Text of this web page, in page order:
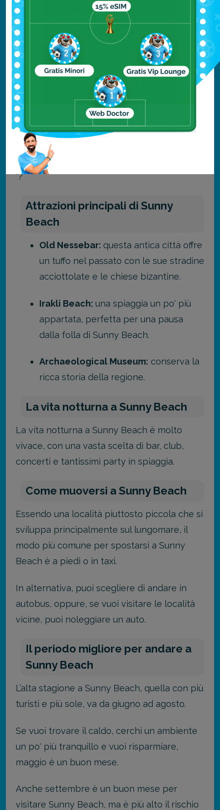
per i giovani in cerca di sole, mare e
divertimento.
Anche se poco conosciuta in Italia, è molto
frequentata dai giovani del Nord Europa, che
qui si recano per divertirsi praticamente
come a Ibiza, ma spendendo molto meno.
Leggi anche "
Sunny Beach in Bulgaria è veramente una
Ibiza low cost
”?
Attrazioni principali di Sunny
Beach
Old Nessebar: questa antica città offre
un tuffo nel passato con le sue stradine
acciottolate e le chiese bizantine.
Irakli Beach: una spiaggia un po' più
appartata, perfetta per una pausa
dalla folla di Sunny Beach.
Archaeological Museum: conserva la
ricca storia della regione.
La vita notturna a Sunny Beach
La vita notturna a Sunny Beach è molto
vivace, con una vasta scelta di bar, club,
concerti e tantissimi party in spiaggia.
Come muoversi a Sunny Beach
Essendo una località piuttosto piccola che si
sviluppa principalmente sul lungomare, il
modo più comune per spostarsi a Sunny
Beach è a piedi o in taxi.
In alternativa, puoi scegliere di andare in
autobus, oppure, se vuoi visitare le località
vicine, puoi noleggiare un auto.
Il periodo migliore per andare a
Sunny Beach
L’alta stagione a Sunny Beach, quella con più
turisti e più sole, va da giugno ad agosto.
Se vuoi trovare il caldo, cerchi un ambiente
un po' più tranquillo e vuoi risparmiare,
maggio è un buon mese.
Anche settembre è un buon mese per
visitare Sunny Beach, ma è più alto il rischio